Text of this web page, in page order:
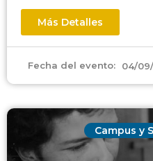
Más Detalles
Fecha del evento: 04/
Campus y